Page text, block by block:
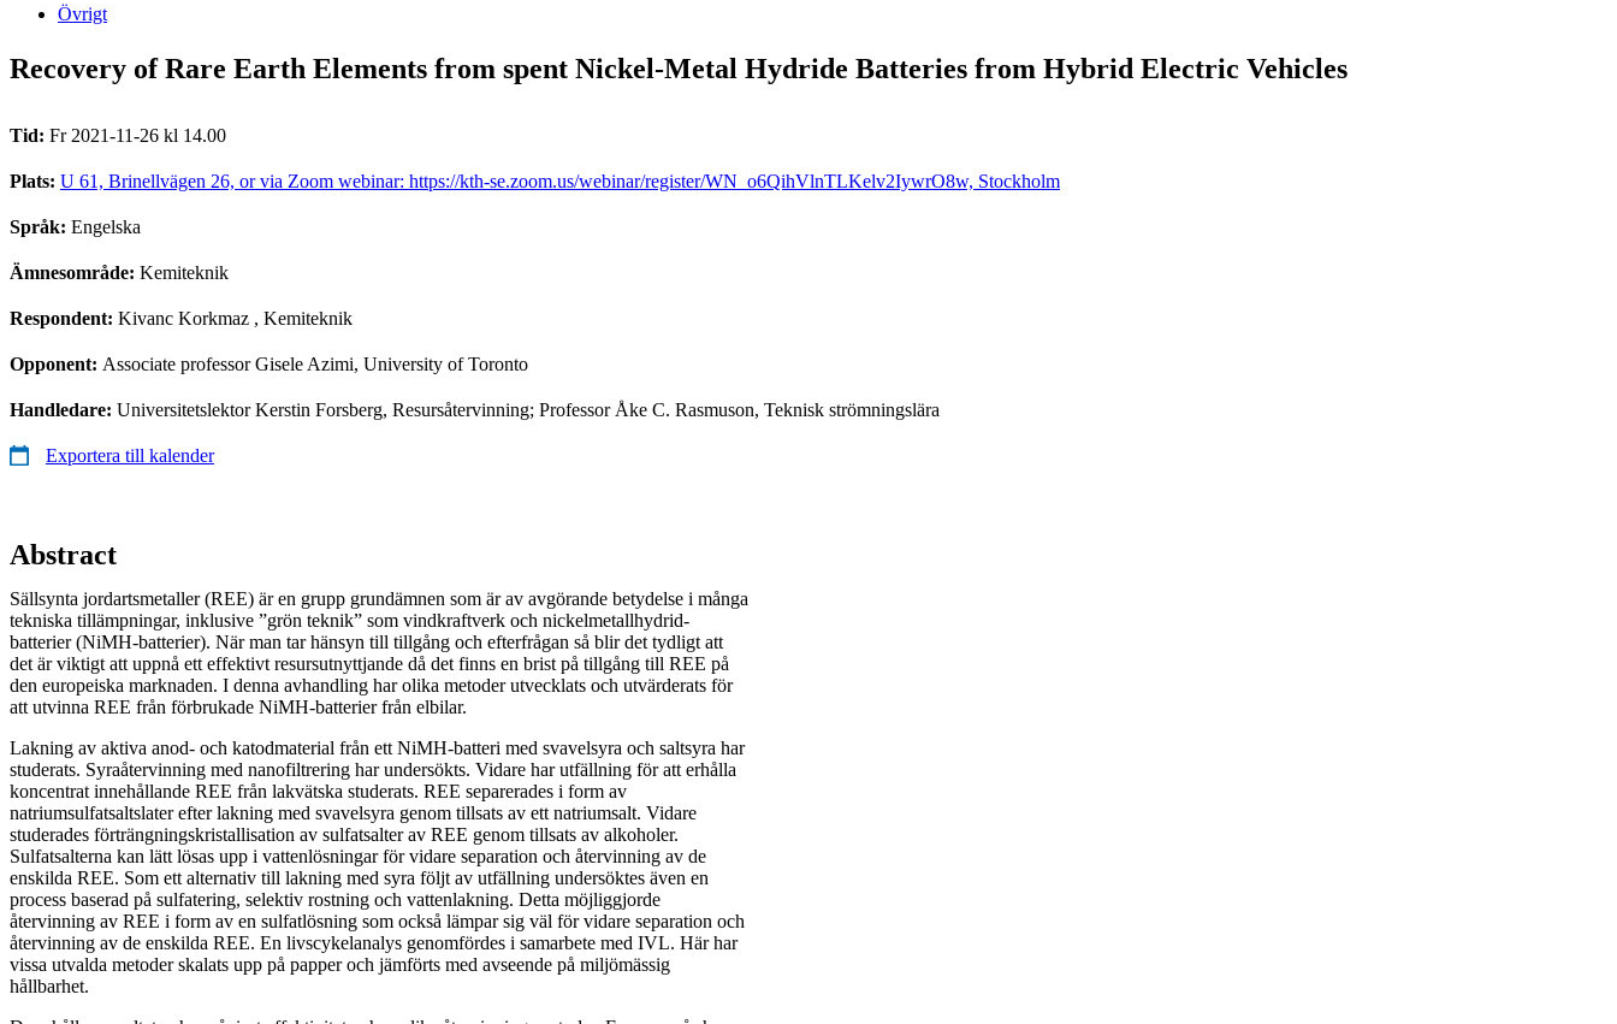
Övrigt
Recovery of Rare Earth Elements from spent Nickel-Metal Hydride Batteries from Hybrid Electric Vehicles
Tid: Fr 2021-11-26 kl 14.00
Plats: U 61, Brinellvägen 26, or via Zoom webinar: https://kth-se.zoom.us/webinar/register/WN_o6QihVlnTLKelv2IywrO8w, Stockholm
Språk: Engelska
Ämnesområde: Kemiteknik
Respondent: Kivanc Korkmaz , Kemiteknik
Opponent: Associate professor Gisele Azimi, University of Toronto
Handledare: Universitetslektor Kerstin Forsberg, Resursåtervinning; Professor Åke C. Rasmuson, Teknisk strömningslära
Exportera till kalender
Abstract
Sällsynta jordartsmetaller (REE) är en grupp grundämnen som är av avgörande betydelse i många
tekniska tillämpningar, inklusive ”grön teknik” som vindkraftverk och nickelmetallhydrid-
batterier (NiMH-batterier). När man tar hänsyn till tillgång och efterfrågan så blir det tydligt att
det är viktigt att uppnå ett effektivt resursutnyttjande då det finns en brist på tillgång till REE på
den europeiska marknaden. I denna avhandling har olika metoder utvecklats och utvärderats för
att utvinna REE från förbrukade NiMH-batterier från elbilar.
Lakning av aktiva anod- och katodmaterial från ett NiMH-batteri med svavelsyra och saltsyra har
studerats. Syraåtervinning med nanofiltrering har undersökts. Vidare har utfällning för att erhålla
koncentrat innehållande REE från lakvätska studerats. REE separerades i form av
natriumsulfatsaltslater efter lakning med svavelsyra genom tillsats av ett natriumsalt. Vidare
studerades förträngningskristallisation av sulfatsalter av REE genom tillsats av alkoholer.
Sulfatsalterna kan lätt lösas upp i vattenlösningar för vidare separation och återvinning av de
enskilda REE. Som ett alternativ till lakning med syra följt av utfällning undersöktes även en
process baserad på sulfatering, selektiv rostning och vattenlakning. Detta möjliggjorde
återvinning av REE i form av en sulfatlösning som också lämpar sig väl för vidare separation och
återvinning av de enskilda REE. En livscykelanalys genomfördes i samarbete med IVL. Här har
vissa utvalda metoder skalats upp på papper och jämförts med avseende på miljömässig
hållbarhet.